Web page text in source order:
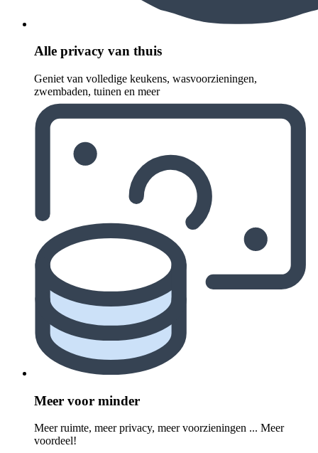
Alle privacy van thuis
Geniet van volledige keukens, wasvoorzieningen,
zwembaden, tuinen en meer
Meer voor minder
Meer ruimte, meer privacy, meer voorzieningen ... Meer
voordeel!